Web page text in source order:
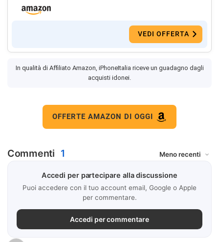
VEDI OFFERTA
In qualità di Affiliato Amazon, iPhoneItalia riceve un guadagno dagli
acquisti idonei.
OFFERTE AMAZON DI OGGI
Commenti 1
Accedi per partecipare alla discussione
Puoi accedere con il tuo account email, Google o Apple
per commentare.
Accedi per commentare